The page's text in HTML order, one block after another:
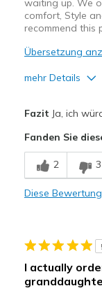
waiting up. We
comfort, Style
recommend this
Übersetzung
mehr Details
Comfortable
Durable
Casual Wear
Width
Fazit Ja, ich
Fanden Sie
2 3
Diese
I actually